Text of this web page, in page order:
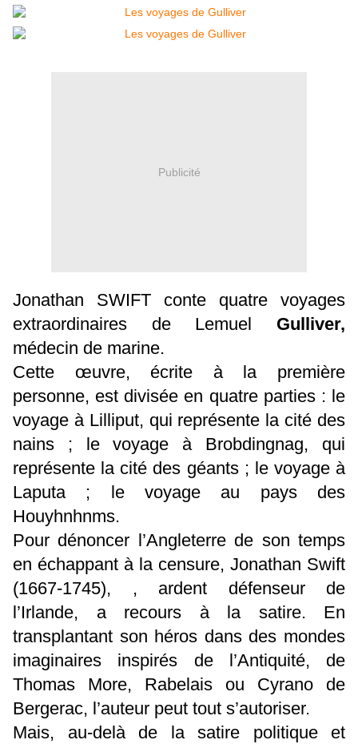
Publicité
Jonathan SWIFT conte quatre voyages
extraordinaires de Lemuel Gulliver,
médecin de marine.
Cette œuvre, écrite à la première
personne, est divisée en quatre parties : le
voyage à Lilliput, qui représente la cité des
nains ; le voyage à Brobdingnag, qui
représente la cité des géants ; le voyage à
Laputa ; le voyage au pays des
Houyhnhnms.
Pour dénoncer l’Angleterre de son temps
en échappant à la censure, Jonathan Swift
(1667-1745), , ardent défenseur de
l’Irlande, a recours à la satire. En
transplantant son héros dans des mondes
imaginaires inspirés de l’Antiquité, de
Thomas More, Rabelais ou Cyrano de
Bergerac, l’auteur peut tout s’autoriser.
Mais, au-delà de la satire politique et